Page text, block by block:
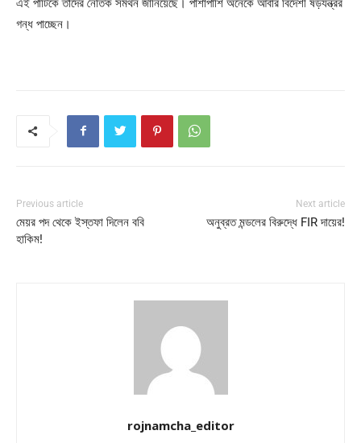
গন্ধ পাচ্ছেন।
Previous article
মেয়র পদ থেকে ইস্তফা দিলেন ববি
হাকিম!
Next article
অনুব্রত মন্ডলের বিরুদ্ধে FIR দায়ের!
rojnamcha_editor